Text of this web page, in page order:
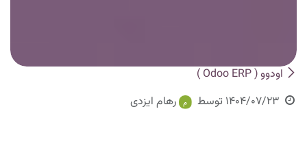
اودوو ( Odoo ERP )
1404/07/23 توسط رهام ایزدی